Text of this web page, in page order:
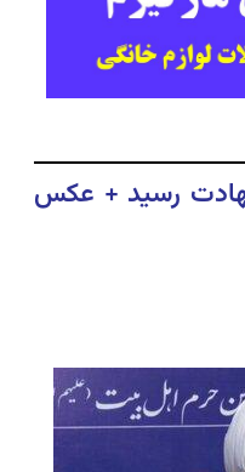
رسید + عکس